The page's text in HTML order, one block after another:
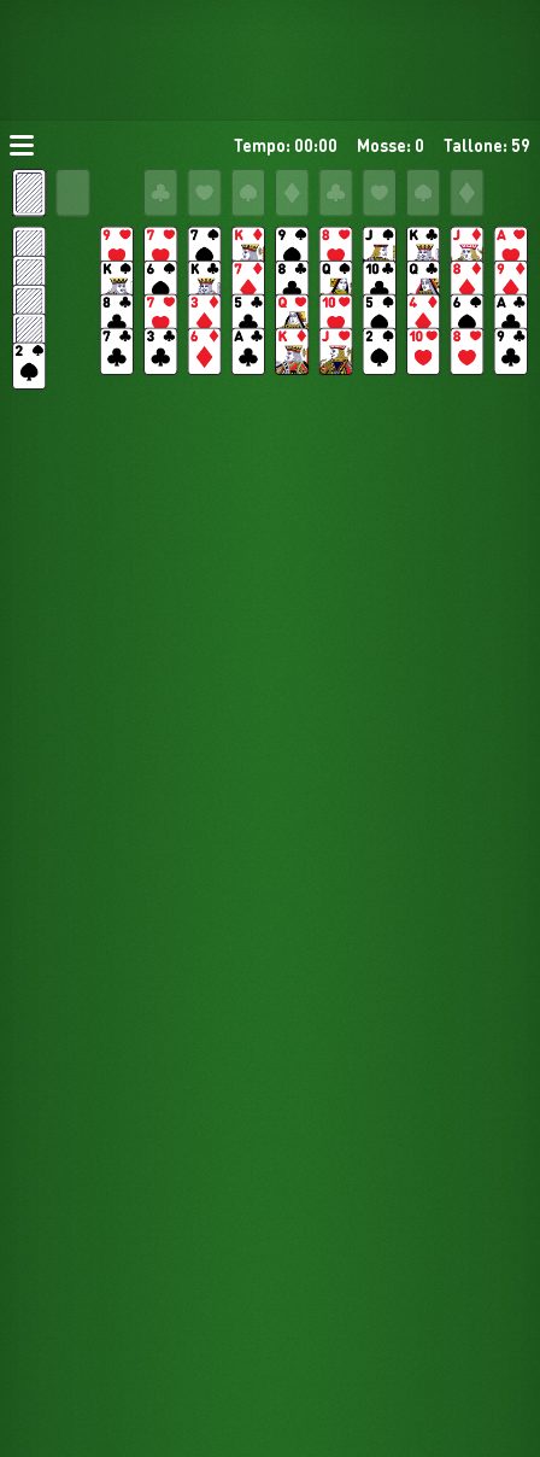
Tempo: 00:00 Mosse: 0 Tallone: 59